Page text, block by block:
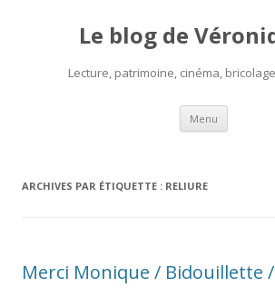
Le blog de
Lecture, patrimoine, cinéma,
Menu Aller
contenu
ARCHIVES PAR ÉTIQUETTE : RELIURE
Merci Monique / Bidouillette